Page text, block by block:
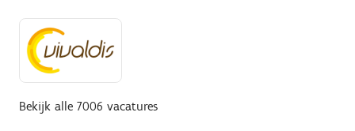
Bekijk alle 7006 vacatures